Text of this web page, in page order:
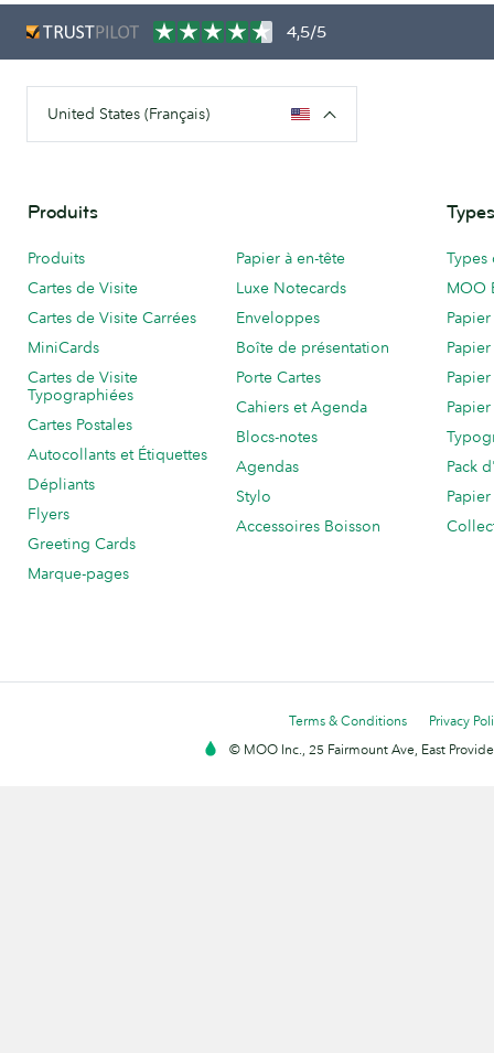
4,5/5
United States (Français)
Produits
Produits
Cartes de Visite
Cartes de Visite Carrées
MiniCards
Cartes de Visite
Typographiées
Cartes Postales
Autocollants et Étiquettes
Dépliants
Flyers
Greeting Cards
Marque-pages
Papier à en-tête
Luxe Notecards
Enveloppes
Boîte de présentation
Porte Cartes
Cahiers et Agenda
Blocs-notes
Agendas
Stylo
Accessoires Boisson
MOO
Pack
Terms & Conditions
Privacy
© MOO Inc., 25 Fairmount Ave, East